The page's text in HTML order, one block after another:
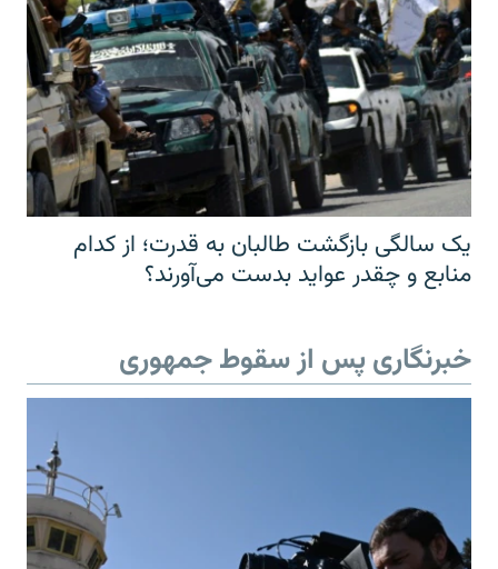
یک سالگی بازگشت طالبان به قدرت؛ از کدام
منابع و چقدر عواید بدست می‌آورند؟
خبرنگاری پس از سقوط جمهوری